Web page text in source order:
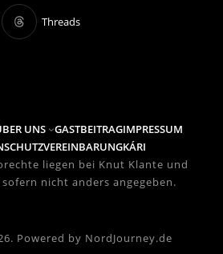
Threads
UNS GASTBEITRAGIMPRESSUM
KÁRI
liegen bei Knut Klante und
nicht anders angegeben.
Powered by NordJourney.de